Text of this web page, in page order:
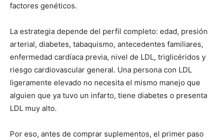
factores genéticos.
La estrategia depende del perfil completo: edad, presión
arterial, diabetes, tabaquismo, antecedentes familiares,
enfermedad cardíaca previa, nivel de LDL, triglicéridos y
riesgo cardiovascular general. Una persona con LDL
ligeramente elevado no necesita el mismo manejo que
alguien que ya tuvo un infarto, tiene diabetes o presenta
LDL muy alto.
Por eso, antes de comprar suplementos, el primer paso